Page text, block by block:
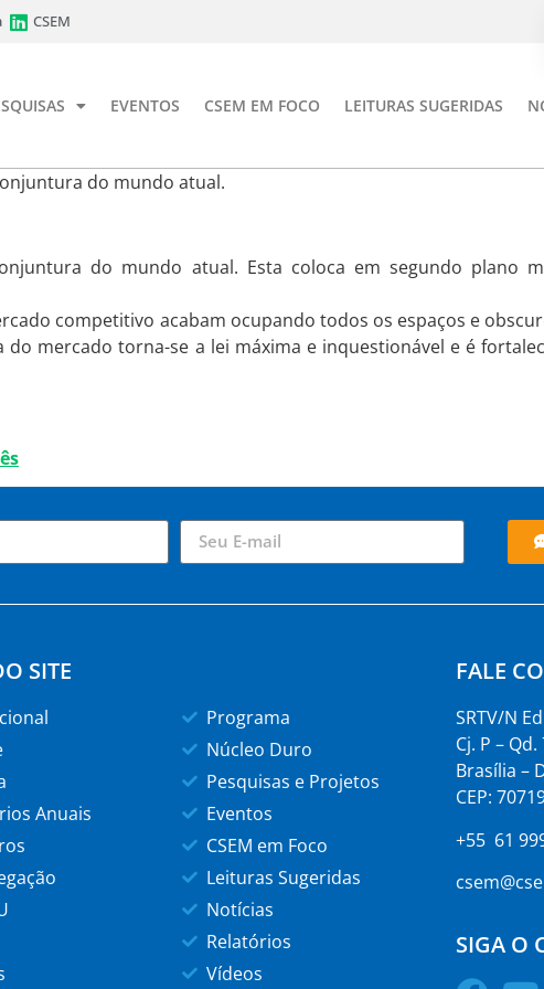
CSEM
EVENTOS CSEM EM FOCO LEITURAS SUGERIDAS
do mundo atual.
do mundo atual. Esta coloca em segundo plano
competitivo acabam ocupando todos os espaços e
mercado torna-se a lei máxima e inquestionável e é
SITE
Anuais
Programa
Núcleo Duro
Pesquisas e Projetos
Eventos
CSEM em Foco
Leituras Sugeridas
Notícias
Relatórios
Vídeos
FALE
SRTV/N
Cj. P –
Brasília –
CEP:
+55 61
SIGA O